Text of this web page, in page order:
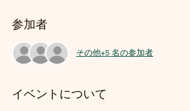
参加者
その他+5 名の参加者
イベントについて